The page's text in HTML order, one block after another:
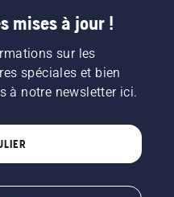
mises à jour !
sur les
spéciales et bien
à notre newsletter ici.